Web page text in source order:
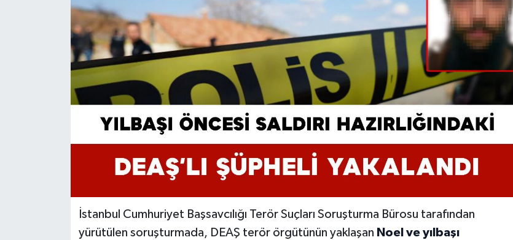
İstanbul Cumhuriyet Başsavcılığı Terör Suçları Soruşturma Bürosu tarafından
yürütülen soruşturmada, DEAŞ terör örgütünün yaklaşan Noel ve yılbaşı